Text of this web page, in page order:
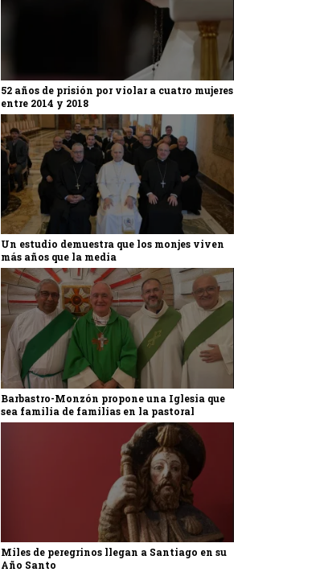
52 años de prisión por violar a cuatro mujeres
entre 2014 y 2018
Un estudio demuestra que los monjes viven
más años que la media
Barbastro-Monzón propone una Iglesia que
sea familia de familias en la pastoral
Miles de peregrinos llegan a Santiago en su
Año Santo